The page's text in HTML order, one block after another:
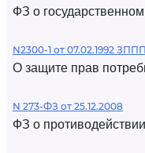
ФЗ о
N2300-1 от 07.02.1992 ЗППП
О защите прав
N 273-ФЗ от 25.12.2008
ФЗ о